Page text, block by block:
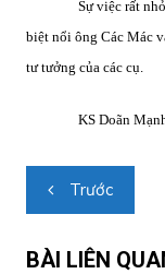
Sự việc rất
biệt nổi ông Các Mác
tư tưởng của các cụ.
KS Doãn
Điều
hướng
bài
Trước
BÀI LIÊN